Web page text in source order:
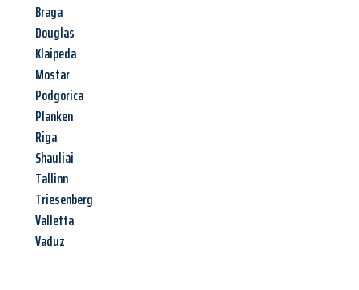
Braga
Douglas
Klaipeda
Mostar
Podgorica
Planken
Riga
Shauliai
Tallinn
Triesenberg
Valletta
Vaduz